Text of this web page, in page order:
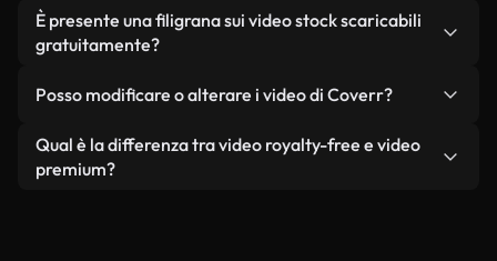
senza citare il creatore, sebbene sia sempre
gradito.
Sì. Tutti i filmati di Coverr possono essere utilizzati
in video monetizzati su YouTube, promozioni sui
condizione che non si rivendano o ridistribuiscano
È presente una filigrana sui video stock scaricabili
gratuitamente?
reali o generati dall'intelligenza artificiale, include
filigrane. Avrai a disposizione filmati puliti e pronti
all'uso.
Posso modificare o alterare i video di Coverr?
Sì. Siete liberi di tagliare, ritagliare o remixare i
nostri video. Assicuratevi solo che il prodotto
Qual è la differenza tra video royalty-free e video
premium?